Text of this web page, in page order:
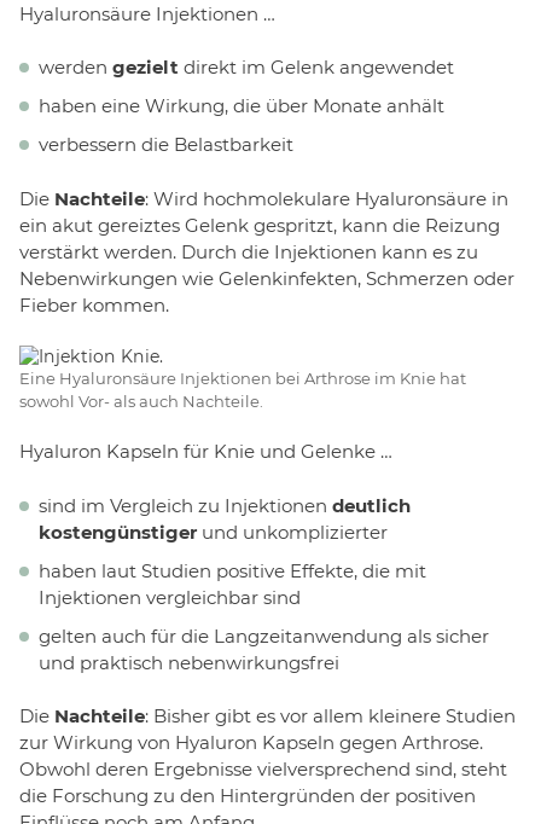
Hyaluronsäure Injektionen …
werden gezielt direkt im Gelenk angewendet
haben eine Wirkung, die über Monate anhält
verbessern die Belastbarkeit
Die Nachteile: Wird hochmolekulare Hyaluronsäure in
ein akut gereiztes Gelenk gespritzt, kann die Reizung
verstärkt werden. Durch die Injektionen kann es zu
Nebenwirkungen wie Gelenkinfekten, Schmerzen oder
Fieber kommen.
Eine Hyaluronsäure Injektionen bei Arthrose im Knie hat
sowohl Vor- als auch Nachteile.
Hyaluron Kapseln für Knie und Gelenke …
sind im Vergleich zu Injektionen deutlich
kostengünstiger und unkomplizierter
haben laut Studien positive Effekte, die mit
Injektionen vergleichbar sind
gelten auch für die Langzeitanwendung als sicher
und praktisch nebenwirkungsfrei
Die Nachteile: Bisher gibt es vor allem kleinere Studien
zur Wirkung von Hyaluron Kapseln gegen Arthrose.
Obwohl deren Ergebnisse vielversprechend sind, steht
die Forschung zu den Hintergründen der positiven